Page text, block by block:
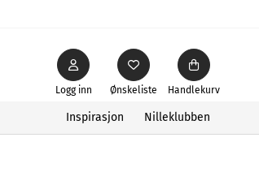
Ønskeliste
Logg inn Handlekurv
Inspirasjon Nilleklubben